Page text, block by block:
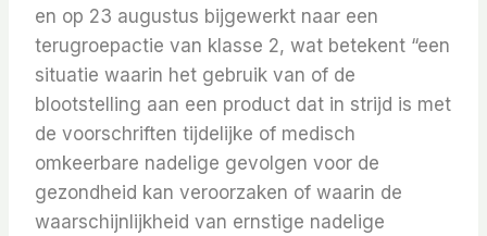
en op 23 augustus bijgewerkt naar een
terugroepactie van klasse 2, wat betekent “een
situatie waarin het gebruik van of de
blootstelling aan een product dat in strijd is met
de voorschriften tijdelijke of medisch
omkeerbare nadelige gevolgen voor de
gezondheid kan veroorzaken of waarin de
waarschijnlijkheid van ernstige nadelige